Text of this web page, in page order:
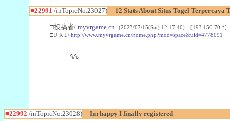
■22991 /inTopicNo.23027) 12 Stats About Situs Togel Terpercaya
□投稿者/ myvrgame.cn -(2023/07/15(Sat) 12:17:40) [193.150.70.*]
□U R L/ http://www.myvrgame.cn/home.php?mod=space&uid=4778091
%%
■22992 /inTopicNo.23028) Im happy I finally registered